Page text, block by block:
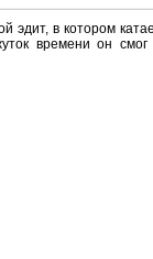
эдит, в котором
времени он